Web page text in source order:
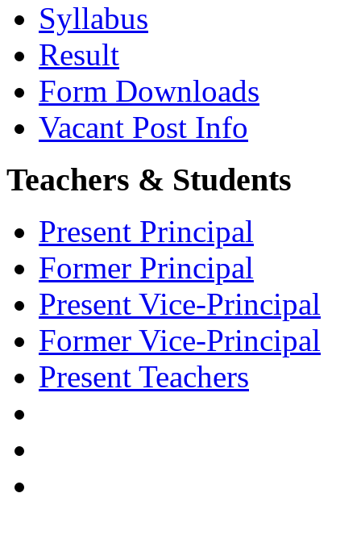
Syllabus
Result
Form Downloads
Vacant Post Info
Teachers & Students
Present Principal
Former Principal
Present Vice-Principal
Former Vice-Principal
Present Teachers